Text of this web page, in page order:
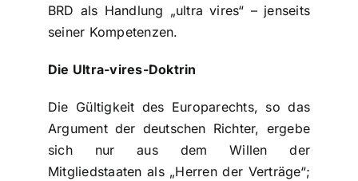
BRD als Handlung „ultra vires“ – jenseits
seiner Kompetenzen.
Die Ultra-vires-Doktrin
Die Gültigkeit des Europarechts, so das
Argument der deutschen Richter, ergebe
sich nur aus dem Willen der
Mitgliedstaaten als „Herren der Verträge“;